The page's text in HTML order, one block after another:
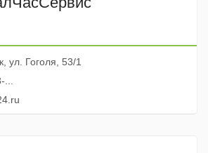
ул. Гоголя, 53/1